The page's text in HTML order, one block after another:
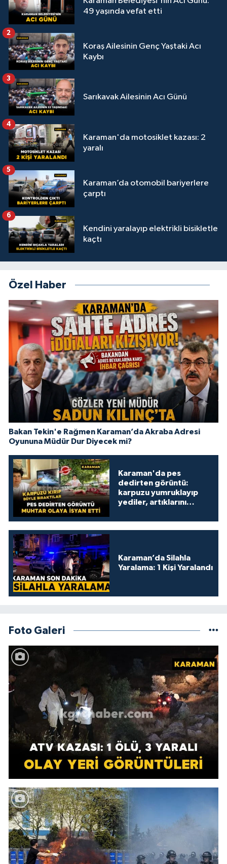
49 yaşında vefat etti
Koraş Ailesinin Genç Yaştaki Acı
Kaybı
2
Sarıkavak Ailesinin Acı Günü
3
Karaman'da motosiklet kazası: 2
yaralı
4
Karaman’da otomobil bariyerlere
çarptı
5
Kendini yaralayıp elektrikli bisikletle
kaçtı
6
Özel Haber
Bakan Tekin'e Rağmen Karaman’da Akraba Adresi
Oyununa Müdür Dur Diyecek mi?
Karaman'da pes
dedirten görüntü:
karpuzu yumruklayıp
yediler, artıklarını
Karaman’da Silahla
Yaralama: 1 Kişi Yaralandı
Foto Galeri